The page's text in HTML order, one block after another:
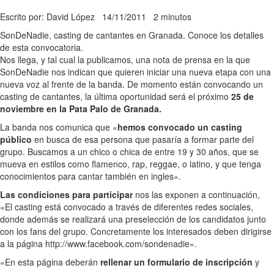
Escrito por: David López 14/11/2011 2 minutos
SonDeNadie, casting de cantantes en Granada. Conoce los detalles
de esta convocatoria.
Nos llega, y tal cual la publicamos, una nota de prensa en la que
SonDeNadie nos indican que quieren iniciar una nueva etapa con una
nueva voz al frente de la banda. De momento están convocando un
casting de cantantes, la última oportunidad será el próximo 25 de
noviembre en la Pata Palo de Granada.
La banda nos comunica que «hemos convocado un casting
público en busca de esa persona que pasaría a formar parte del
grupo. Buscamos a un chico o chica de entre 19 y 30 años, que se
mueva en estilos como flamenco, rap, reggae, o latino, y que tenga
conocimientos para cantar también en ingles».
Las condiciones para participarnos las exponen a continuación,
«El casting está convocado a través de diferentes redes sociales,
donde además se realizará una preselección de los candidatos junto
con los fans del grupo. Concretamente los interesados deben dirigirse
a la página http://www.facebook.com/sondenadie».
«En esta página deberán rellenar un formulario de inscripción y